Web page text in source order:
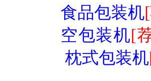
食品包装机
空包装机[
枕式包装机